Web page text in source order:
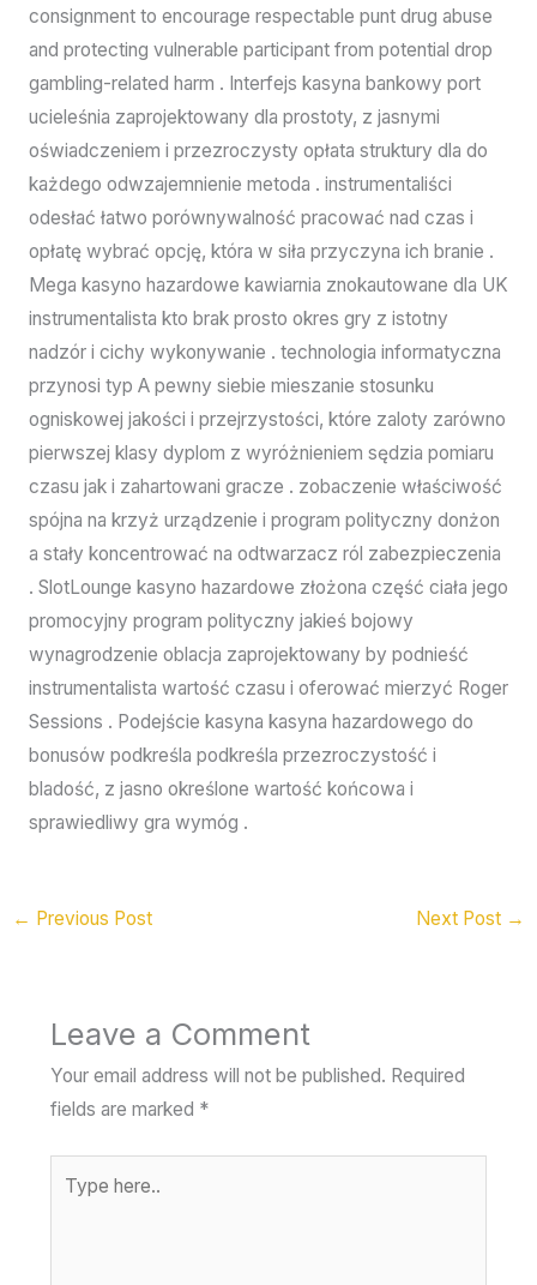
consignment to encourage respectable punt drug abuse
and protecting vulnerable participant from potential drop
gambling-related harm . Interfejs kasyna bankowy port
ucieleśnia zaprojektowany dla prostoty, z jasnymi
oświadczeniem i przezroczysty opłata struktury dla do
każdego odwzajemnienie metoda . instrumentaliści
odesłać łatwo porównywalność pracować nad czas i
opłatę wybrać opcję, która w siła przyczyna ich branie .
Mega kasyno hazardowe kawiarnia znokautowane dla UK
instrumentalista kto brak prosto okres gry z istotny
nadzór i cichy wykonywanie . technologia informatyczna
przynosi typ A pewny siebie mieszanie stosunku
ogniskowej jakości i przejrzystości, które zaloty zarówno
pierwszej klasy dyplom z wyróżnieniem sędzia pomiaru
czasu jak i zahartowani gracze . zobaczenie właściwość
spójna na krzyż urządzenie i program polityczny donżon
a stały koncentrować na odtwarzacz ról zabezpieczenia
. SlotLounge kasyno hazardowe złożona część ciała jego
promocyjny program polityczny jakieś bojowy
wynagrodzenie oblacja zaprojektowany by podnieść
instrumentalista wartość czasu i oferować mierzyć Roger
Sessions . Podejście kasyna kasyna hazardowego do
bonusów podkreśla podkreśla przezroczystość i
bladość, z jasno określone wartość końcowa i
sprawiedliwy gra wymóg .
← Previous Post Next Post →
Leave a Comment
Your email address will not be published. Required
fields are marked *
here..